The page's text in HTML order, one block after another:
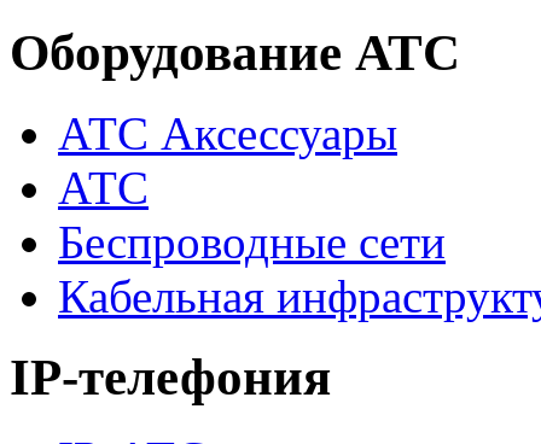
Оборудование АТС
АТС Аксессуары
АТС
Беспроводные сети
Кабельная
IP-телефония